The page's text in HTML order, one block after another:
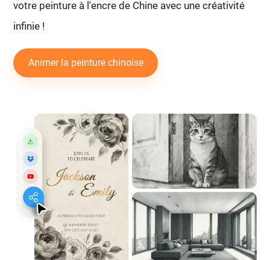
votre peinture à l'encre de Chine avec une créativité
infinie !
Animer la peinture chinoise